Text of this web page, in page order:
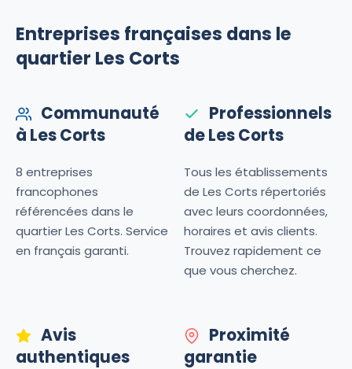
Entreprises françaises dans le
quartier Les Corts
Communauté
à Les Corts
8 entreprises
francophones
référencées dans le
quartier Les Corts. Service
en français garanti.
Professionnels
de Les Corts
Tous les établissements
de Les Corts répertoriés
avec leurs coordonnées,
horaires et avis clients.
Trouvez rapidement ce
que vous cherchez.
Avis
authentiques
Proximité
garantie